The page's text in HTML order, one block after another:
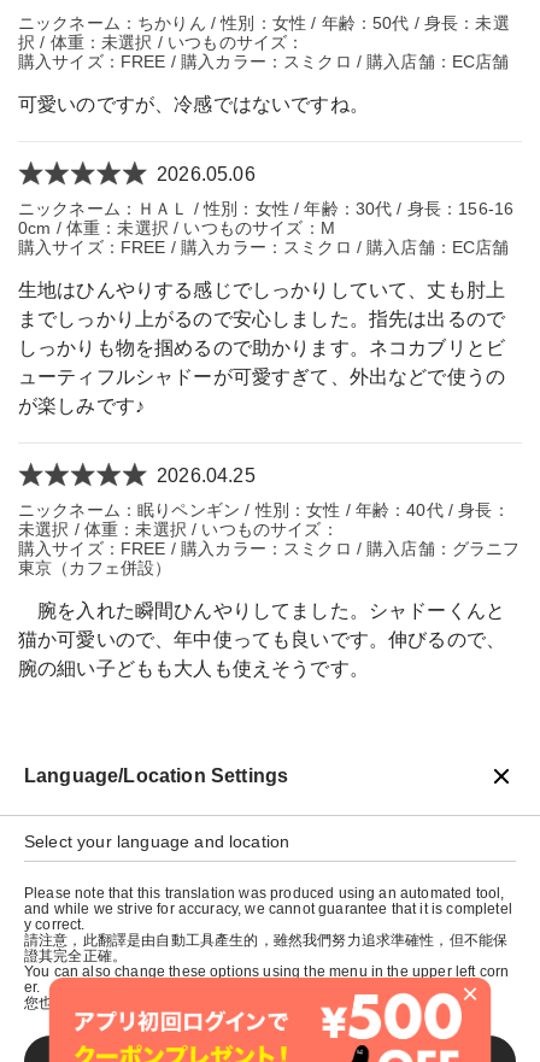
ニックネーム：ちかりん / 性別：女性 / 年齢：50代 / 身長：未選
択 / 体重：未選択 / いつものサイズ：
購入サイズ：FREE / 購入カラー：スミクロ / 購入店舗：EC店舗
可愛いのですが、冷感ではないですね。
2026.05.06
ニックネーム：ＨＡＬ / 性別：女性 / 年齢：30代 / 身長：156-16
0cm / 体重：未選択 / いつものサイズ：M
購入サイズ：FREE / 購入カラー：スミクロ / 購入店舗：EC店舗
生地はひんやりする感じでしっかりしていて、丈も肘上
までしっかり上がるので安心しました。指先は出るので
しっかりも物を掴めるので助かります。ネコカブリとビ
ューティフルシャドーが可愛すぎて、外出などで使うの
が楽しみです♪
2026.04.25
ニックネーム：眠りペンギン / 性別：女性 / 年齢：40代 / 身長：
未選択 / 体重：未選択 / いつものサイズ：
購入サイズ：FREE / 購入カラー：スミクロ / 購入店舗：グラニフ
東京（カフェ併設）
腕を入れた瞬間ひんやりしてました。シャドーくんと
猫か可愛いので、年中使っても良いです。伸びるので、
腕の細い子どもも大人も使えそうです。
×
Language/Location Settings
Select your language and location
Please note that this translation was produced using an automated tool,
and while we strive for accuracy, we cannot guarantee that it is completel
y correct.
請注意，此翻譯是由自動工具產生的，雖然我們努力追求準確性，但不能保
證其完全正確。
You can also change these options using the menu in the upper left corn
er.
您也可以使用左上角的選單來更改這些選項。